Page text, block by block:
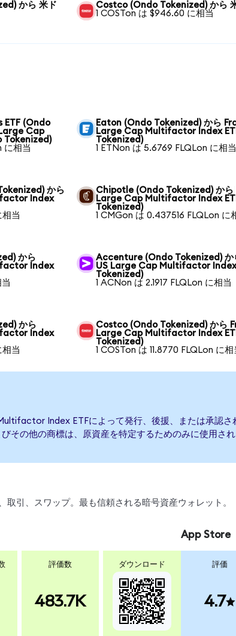
から 米ド
Costco (Ondo Tokenized) から
1 COSTon は $946.60 に相当
ETF (Ondo
Cap
Tokenized)
に相当
Eaton (Ondo Tokenized) から
Large Cap Multifactor Index
Tokenized)
1 ETNon は 5.6769 FLQLon に相当
から
Index
相当
Chipotle (Ondo Tokenized) から
Large Cap Multifactor Index
Tokenized)
1 CMGon は 0.437516 FLQLon に
から
Index
Accenture (Ondo Tokenized) か
US Large Cap Multifactor Index
Tokenized)
1 ACNon は 2.1917 FLQLon に相当
から
Index
相当
Costco (Ondo Tokenized) から
Large Cap Multifactor Index
Tokenized)
1 COSTon は 11.8770 FLQLon に相
Index ETFによって発行、後援、または承認
その他の商標は、原資産を特定するためのみに使用され
引、スワップ。最も信頼される暗号資産ウォレット。
評価数
483.7K
ダウンロード
App Store
評価
4.7